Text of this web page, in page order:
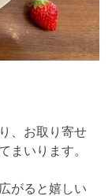
、お取り寄せ
まいります。
がると嬉しい